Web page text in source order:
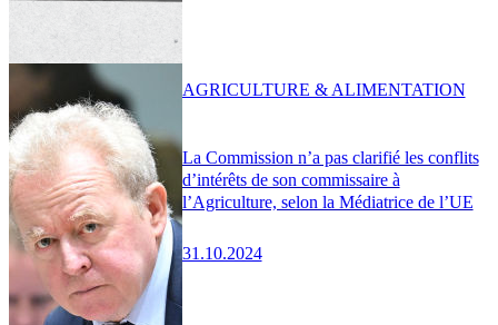
La Commission n’a pas clarifié les conflits
d’intérêts de son commissaire à
l’Agriculture, selon la Médiatrice de l’UE
31.10.2024
AGRICULTURE & ALIMENTATION